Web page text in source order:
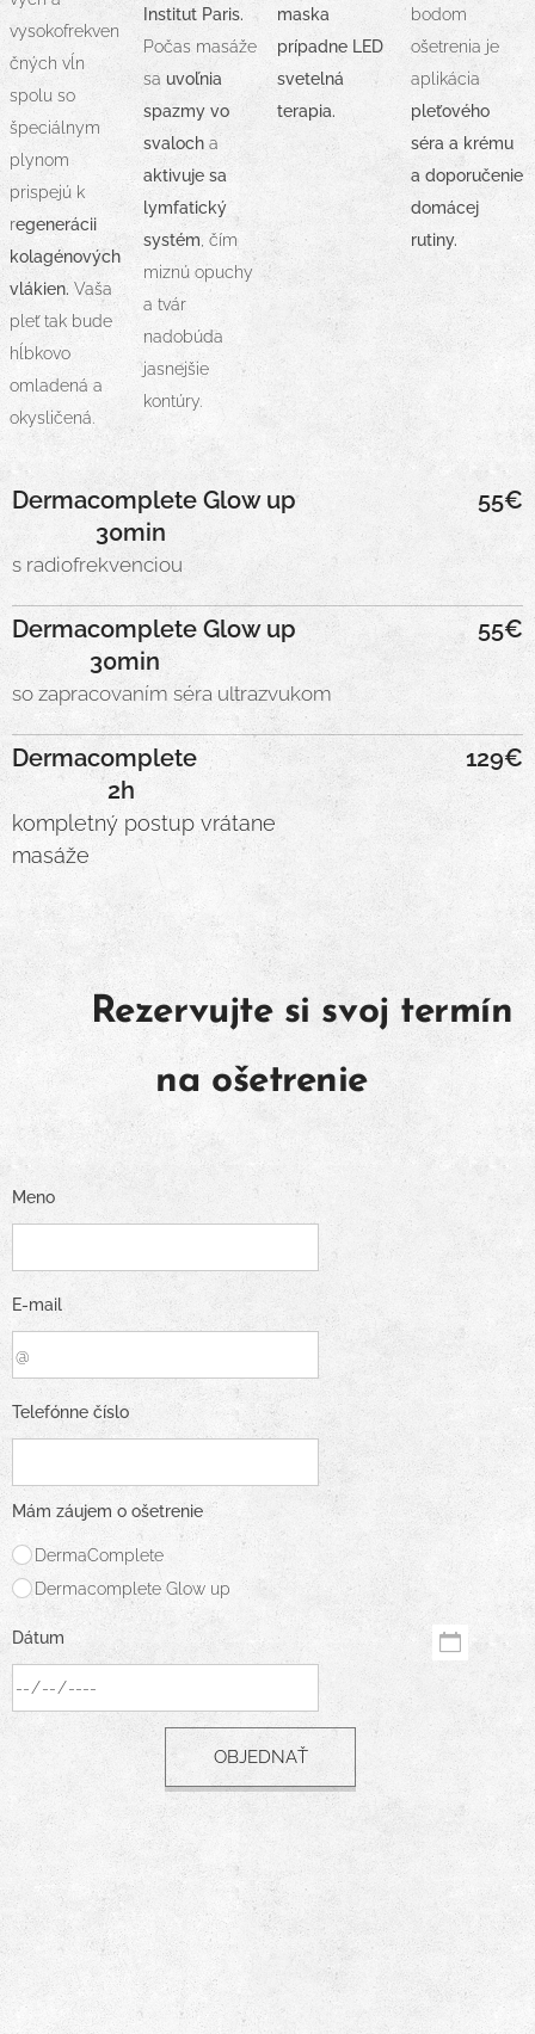
vysokofrekven
čných vĺn
spolu so
špeciálnym
plynom
prispejú k
regenerácii
kolagénových
vlákien. Vaša
pleť tak bude
hĺbkovo
omladená a
okysličená.
Institut Paris.
Počas masáže
sa uvoľnia
spazmy vo
svaloch a
aktivuje sa
lymfatický
systém , čím
miznú opuchy
a tvár
nadobúda
jasnejšie
kontúry.
maska
prípadne LED
svetelná
terapia.
bodom
ošetrenia je
aplikácia
pleťového
séra a krému
a doporučenie
domácej
rutiny.
Dermacomplete Glow up
30min
s radiofrekvenciou
55€
Dermacomplete Glow up
30min
so zapracovaním séra ultrazvukom
55€
Dermacomplete
2h
kompletný postup vrátane
masáže
129€
Rezervujte si svoj termín
na ošetrenie
Meno
E-mail
Telefónne číslo
Mám záujem o ošetrenie
DermaComplete
Dermacomplete Glow up
Dátum
OBJEDNAŤ